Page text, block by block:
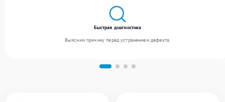
Быстрая диагностика
Выясним причину перед устранением дефекта.